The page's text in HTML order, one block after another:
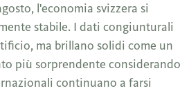
l'economia svizzera si
stabile. I dati congiunturali
ma brillano solidi come un
più sorprendente considerando
continuano a farsi